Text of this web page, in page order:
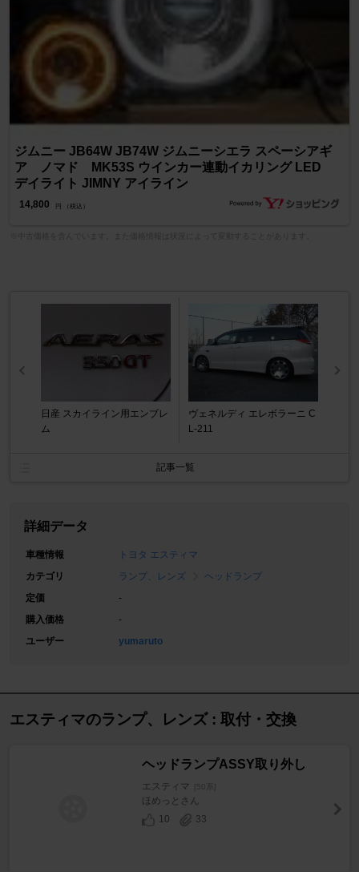
ジムニー JB64W JB74W ジムニーシエラ スペーシアギ
ア ノマド MK53S ウインカー連動イカリング LED
デイライト JIMNY アイライン
14,800 円 （税込）
日産 スカイライン用エンブレ
ム
ヴェネルディ エレボラーニ C
L-211
記事一覧
詳細データ
車種情報
トヨタ エスティマ
カテゴリ
ランプ、レンズ
ヘッドランプ
定価
-
購入価格
-
ユーザー
yumaruto
エスティマのランプ、レンズ : 取付・交換
ヘッドランプASSY取り外し
エスティマ [50系]
ほめっとさん
10
33